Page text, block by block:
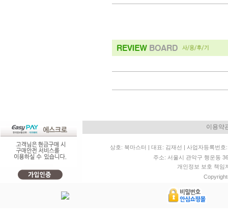
이용약
상호: 북마스터 | 대표: 김재선 | 사업자등록번
주소: 서울시 관악구 행운
개인정보 보호 책임